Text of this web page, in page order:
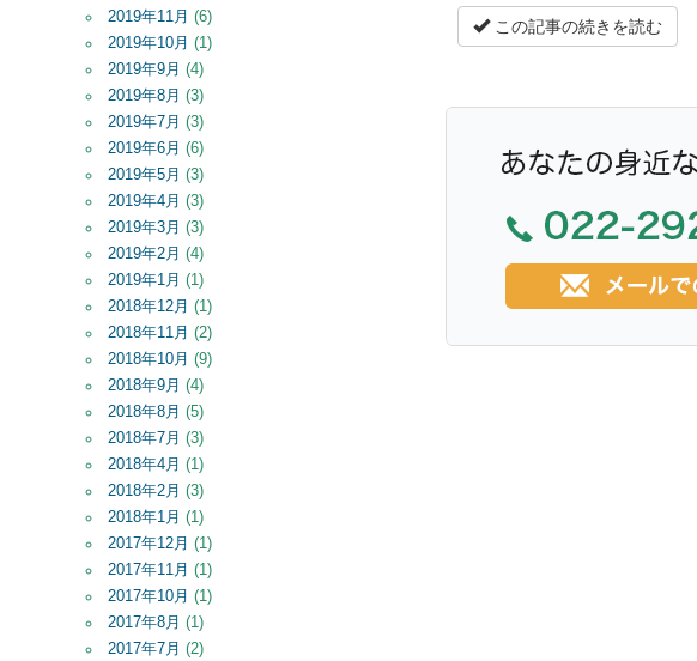
この記事の続きを読む
2019年11月 (6)
2019年10月 (1)
2019年9月 (4)
2019年8月 (3)
2019年7月 (3)
2019年6月 (6)
2019年5月 (3)
2019年4月 (3)
2019年3月 (3)
2019年2月 (4)
2019年1月 (1)
2018年12月 (1)
2018年11月 (2)
2018年10月 (9)
2018年9月 (4)
2018年8月 (5)
2018年7月 (3)
2018年4月 (1)
2018年2月 (3)
2018年1月 (1)
2017年12月 (1)
2017年11月 (1)
2017年10月 (1)
2017年8月 (1)
2017年7月 (2)